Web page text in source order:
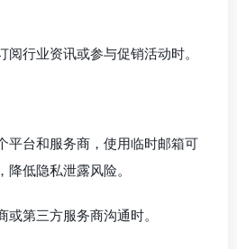
行业资讯或参与促销活动时。
平台和服务商，使用临时邮箱可
低隐私泄露风险。
第三方服务商沟通时。